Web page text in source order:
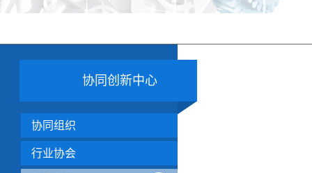
协同创新中心
协同组织
行业协会